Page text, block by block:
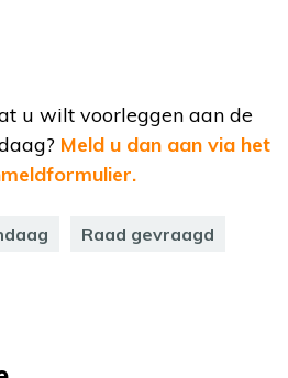
u wilt voorleggen aan de
Meld u dan aan via het
Raad gevraagd